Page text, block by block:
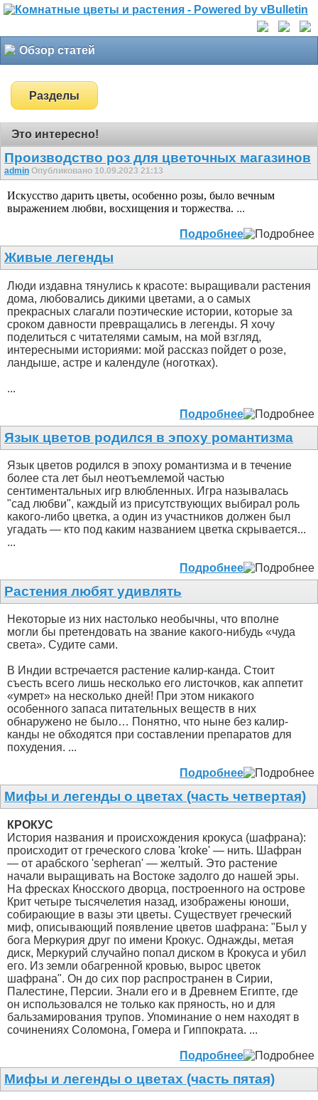
Обзор статей
Разделы
Это интересно!
Производство роз для цветочных магазинов
admin Опубликовано 10.09.2023 21:13
Искусство дарить цветы, особенно розы, было вечным
выражением любви, восхищения и торжества. ...
Подробнее
Живые легенды
Люди издавна тянулись к красоте: выращивали растения
дома, любовались дикими цветами, а о самых
прекрасных слагали поэтические истории, которые за
сроком давности превращались в легенды. Я хочу
поделиться с читателями самым, на мой взгляд,
интересными историями: мой рассказ пойдет о розе,
ландыше, астре и календуле (ноготках).
...
Подробнее
Язык цветов родился в эпоху романтизма
Язык цветов родился в эпоху романтизма и в течение
более ста лет был неотъемлемой частью
сентиментальных игр влюбленных. Игра называлась
"сад любви", каждый из присутствующих выбирал роль
какого-либо цветка, а один из участников должен был
угадать — кто под каким названием цветка скрывается...
...
Подробнее
Растения любят удивлять
Некоторые из них настолько необычны, что вполне
могли бы претендовать на звание какого-нибудь «чуда
света». Судите сами.
В Индии встречается растение калир-канда. Стоит
съесть всего лишь несколько его листочков, как аппетит
«умрет» на несколько дней! При этом никакого
особенного запаса питательных веществ в них
обнаружено не было… Понятно, что ныне без калир-
канды не обходятся при составлении препаратов для
похудения. ...
Подробнее
Мифы и легенды о цветах (часть четвертая)
КРОКУС
История названия и происхождения крокуса (шафрана):
происходит от греческого слова 'kroke' — нить. Шафран
— от арабского 'sepheran' — желтый. Это растение
начали выращивать на Востоке задолго до нашей эры.
На фресках Кносского дворца, построенного на острове
Крит четыре тысячелетия назад, изображены юноши,
собирающие в вазы эти цветы. Существует греческий
миф, описывающий появление цветов шафрана: "Был у
бога Меркурия друг по имени Крокус. Однажды, метая
диск, Меркурий случайно попал диском в Крокуса и убил
его. Из земли обагренной кровью, вырос цветок
шафрана". Он до сих пор распространен в Сирии,
Палестине, Персии. Знали его и в Древнем Египте, где
он использовался не только как пряность, но и для
бальзамирования трупов. Упоминание о нем находят в
сочинениях Соломона, Гомера и Гиппократа. ...
Подробнее
Мифы и легенды о цветах (часть пятая)